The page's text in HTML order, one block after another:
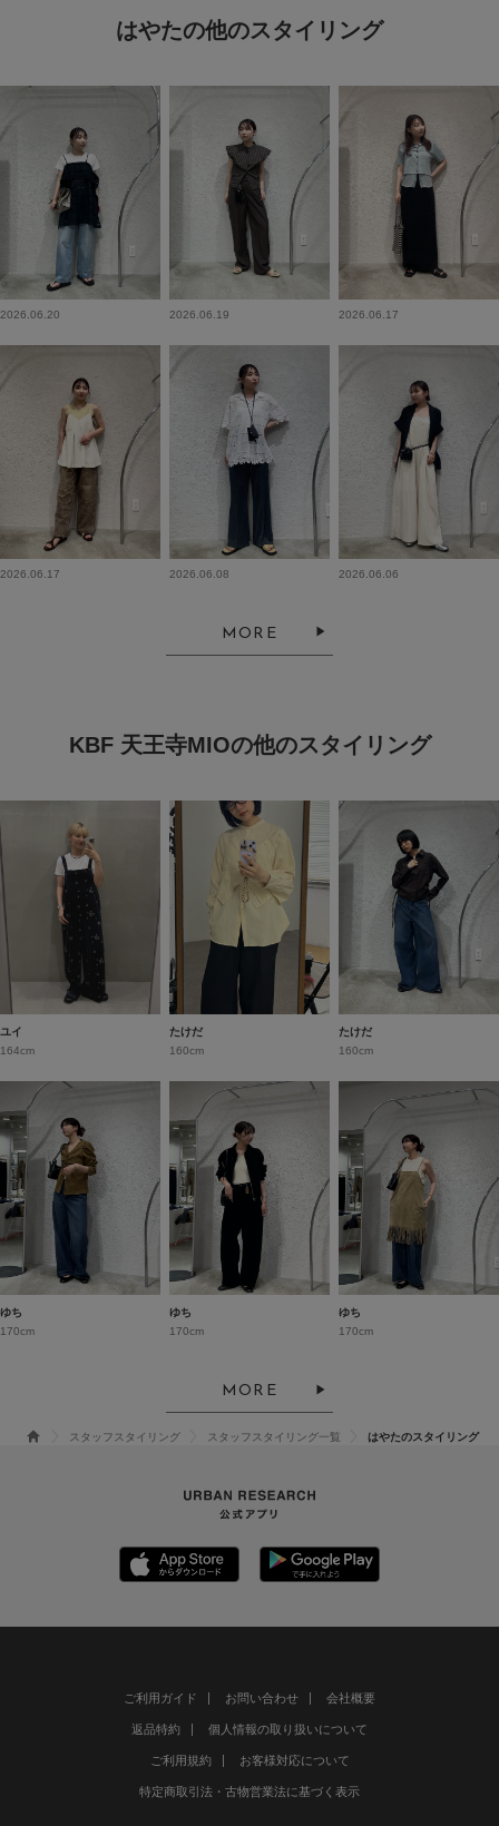
はやたの他のスタイリング
2026.06.20 2026.06.19 2026.06.17
2026.06.17 2026.06.08 2026.06.06
MORE
KBF 天王寺MIOの他のスタイリング
ユイ
164cm
たけだ
160cm
たけだ
160cm
ゆち
170cm
ゆち
170cm
ゆち
170cm
MORE
スタッフスタイリング スタッフスタイリング一覧 はやたのスタイリング
ご利用ガイド お問い合わせ 会社概要
返品特約 個人情報の取り扱いについて
ご利用規約 お客様対応について
特定商取引法・古物営業法に基づく表示